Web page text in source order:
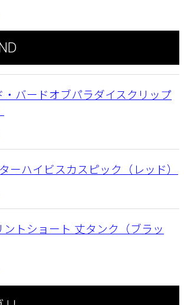
・バードオブパラダイスクリップ
ーハイビスカスピック（レッド）
ントショート 丈タンク（ブラッ